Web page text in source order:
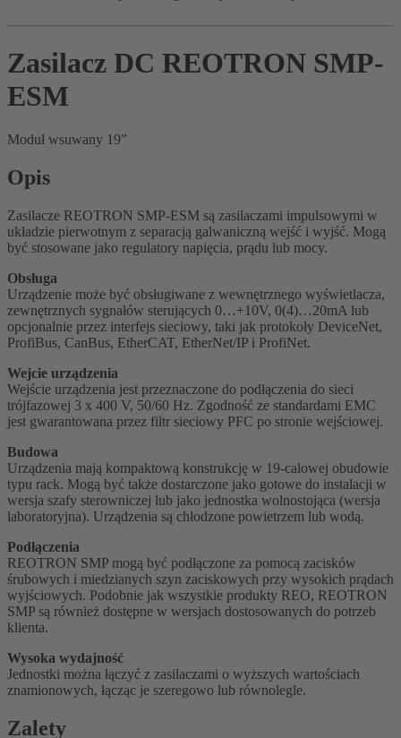
Zasilacz DC REOTRON SMP-
ESM
Moduł wsuwany 19”
Opis
Zasilacze REOTRON SMP-ESM są zasilaczami impulsowymi w
układzie pierwotnym z separacją galwaniczną wejść i wyjść. Mogą
być stosowane jako regulatory napięcia, prądu lub mocy.
Obsługa
Urządzenie może być obsługiwane z wewnętrznego wyświetlacza,
zewnętrznych sygnałów sterujących 0…+10V, 0(4)…20mA lub
opcjonalnie przez interfejs sieciowy, taki jak protokoły DeviceNet,
ProfiBus, CanBus, EtherCAT, EtherNet/IP i ProfiNet.
Wejcie urządzenia
Wejście urządzenia jest przeznaczone do podłączenia do sieci
trójfazowej 3 x 400 V, 50/60 Hz. Zgodność ze standardami EMC
jest gwarantowana przez filtr sieciowy PFC po stronie wejściowej.
Budowa
Urządzenia mają kompaktową konstrukcję w 19-calowej obudowie
typu rack. Mogą być także dostarczone jako gotowe do instalacji w
wersja szafy sterowniczej lub jako jednostka wolnostojąca (wersja
laboratoryjna). Urządzenia są chłodzone powietrzem lub wodą.
Podłączenia
REOTRON SMP mogą być podłączone za pomocą zacisków
śrubowych i miedzianych szyn zaciskowych przy wysokich prądach
wyjściowych. Podobnie jak wszystkie produkty REO, REOTRON
SMP są również dostępne w wersjach dostosowanych do potrzeb
klienta.
Wysoka wydajność
Jednostki można łączyć z zasilaczami o wyższych wartościach
znamionowych, łącząc je szeregowo lub równolegle.
Zalety